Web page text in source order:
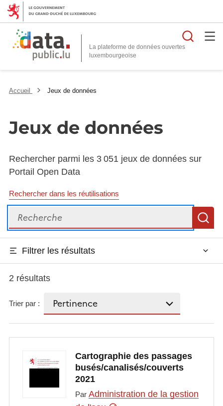
La plateforme de données ouvertes
Accueil Jeux de données
Jeux de données
Rechercher parmi les 3 051 jeux de données sur
Portail Open Data
Rechercher dans les réutilisations
Recherche
Filtrer les résultats
2 résultats
Trier par :
Cartographie des passages
busés/canalisés/couverts
2021
Par Administration de la gestion